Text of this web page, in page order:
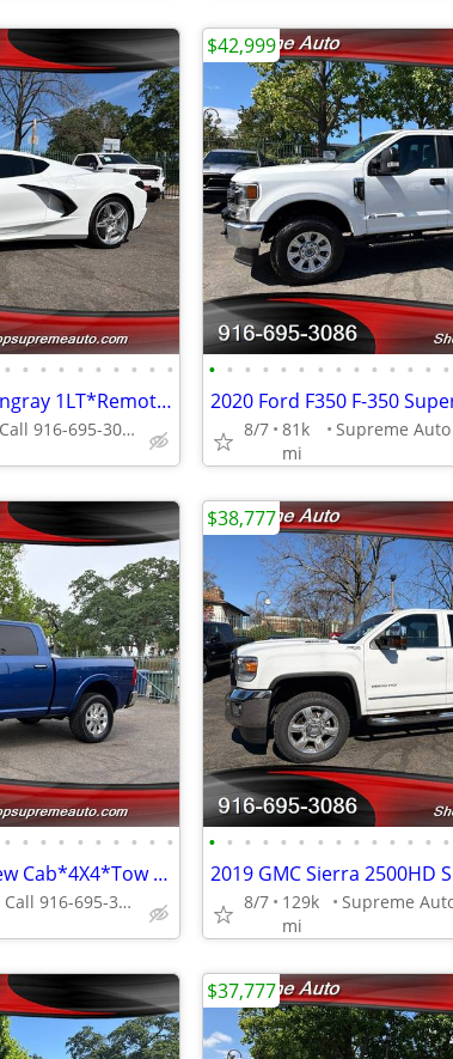
• • • • • • • • • •
2021 Chevrolet Corvette Stingray 1LT*Remote Start*Rear Camera*
Supreme Auto Call 916-695-3086 fair oaks
• • • • • • • • • • • • • •
8/7 81k
mi
$42,999
• • • • • • • • • •
2019 RAM 2500 Laramie Crew Cab*4X4*Tow Package*One Owner*Rear Camera*
Supreme Auto Call 916-695-3086 fair oaks
• • • • • • • • • • • • • •
8/7
129k
mi
$38,777
$37,777